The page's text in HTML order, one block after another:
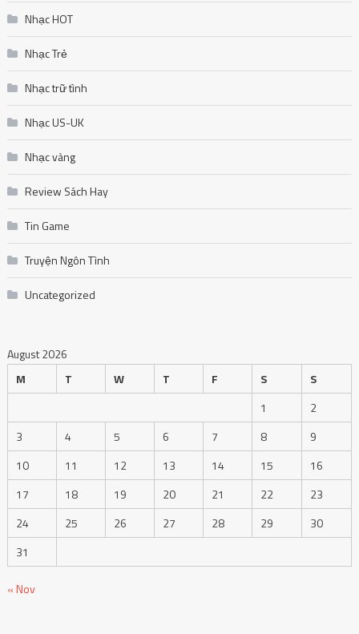
Nhạc HOT
Nhạc Trẻ
Nhạc trữ tình
Nhạc US-UK
Nhạc vàng
Review Sách Hay
Tin Game
Truyện Ngôn Tình
Uncategorized
August 2026
M
T W T F S
S
1
2
3
4 5 6 7 8
9
10
11 12 13 14 15
16
17
18 19 20 21 22
23
24
25 26 27 28 29
30
31
« Nov